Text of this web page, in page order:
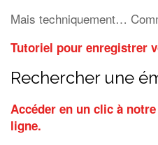
Mais techniquement…
Tutoriel pour enregistrer
Rechercher une
Accéder en un clic à
ligne.